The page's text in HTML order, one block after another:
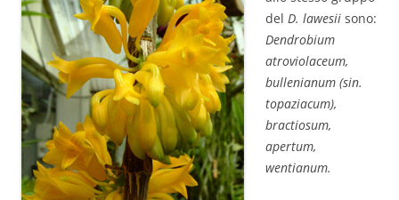
del D. lawesii sono:
Dendrobium
atroviolaceum,
bullenianum (sin.
topaziacum),
bractiosum,
apertum,
wentianum.